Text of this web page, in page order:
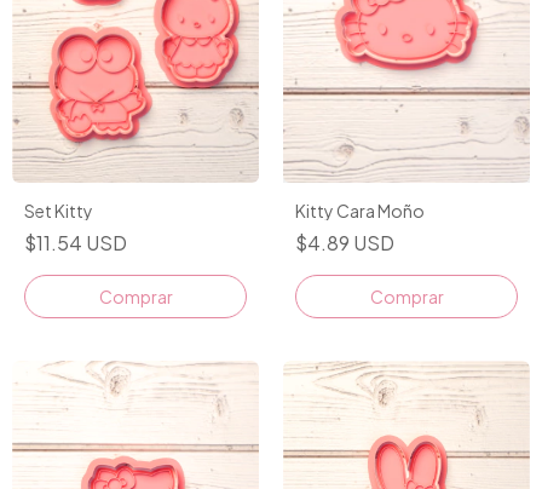
Set Kitty
$11.54 USD
Kitty Cara Moño
$4.89 USD
Comprar